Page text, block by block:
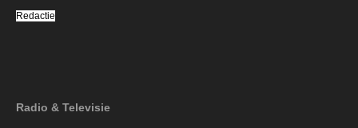
Redactie
Radio & Televisie